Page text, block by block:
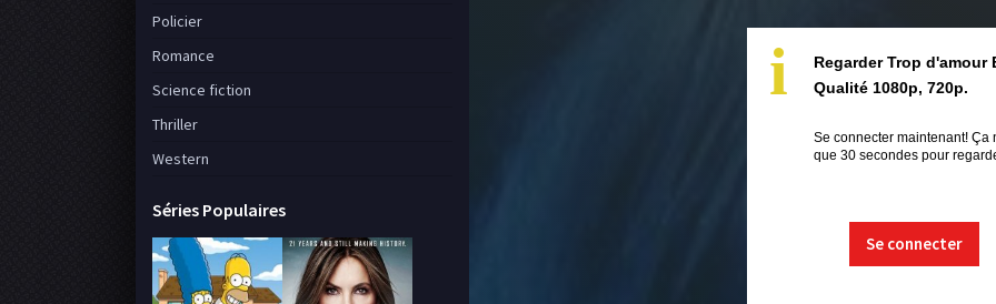
i
Regarder Trop d'amour
Qualité 1080p, 720p.
Se connecter maintenant! Ça
que 30 secondes pour
Se connecter
Policier
Romance
Science fiction
Thriller
Western
Séries Populaires